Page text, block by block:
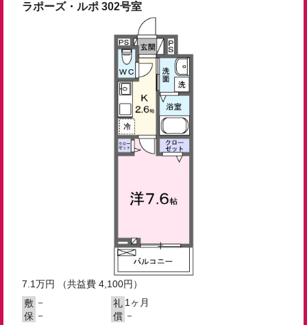
ラポーズ・ルポ 302号室
7.1万円
（共益費 4,100円）
敷 － 礼 1ヶ月
保 － 償 －